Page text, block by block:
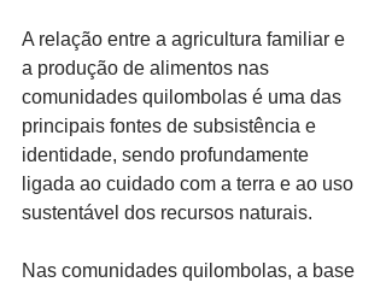
A relação entre a agricultura familiar e
a produção de alimentos nas
comunidades quilombolas é uma das
principais fontes de subsistência e
identidade, sendo profundamente
ligada ao cuidado com a terra e ao uso
sustentável dos recursos naturais.
Nas comunidades quilombolas, a base